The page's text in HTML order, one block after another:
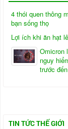
4 thói quen thông
bạn sống thọ
Lợi ích khi ăn hạt
Omicron
nguy
trước
TIN TỨC THẾ GIỚI